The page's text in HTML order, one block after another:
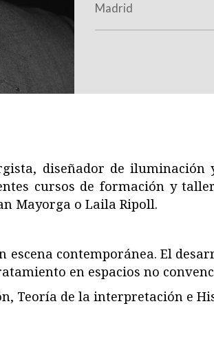
Madrid
diseñador de
cursos de formación y
Mayorga o Laila Ripoll.
escena contemporánea. El
en espacios no
Teoría de la interpretación e